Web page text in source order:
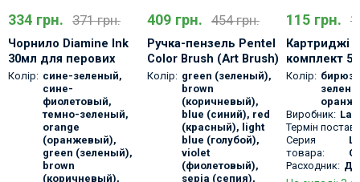
334 грн. 371 грн.
Чорнило Diamine Ink
30мл для перових
ручок
Колір: сине-зеленый,
сине-
фиолетовый,
темно-зеленый,
orange
(оранжевый),
green (зеленый),
brown
(коричневый),
409 грн. 454 грн.
Ручка-пензель Pentel
Color Brush (Art Brush)
Колір: green (зеленый),
brown
(коричневый),
blue (синий), red
(красный), light
blue (голубой),
violet
(фиолетовый),
sepia (сепия),
115 грн.
Картриджі
комплект
Колір:
Виробник:
Термін
Серия
товара:
Расходник: Да